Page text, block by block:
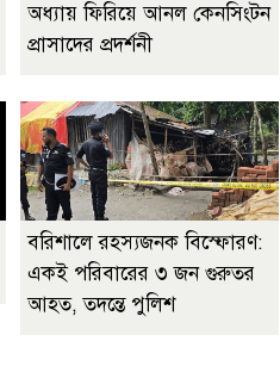
অধ্যায় ফিরিয়ে আনল কেনসিংটন
প্রাসাদের প্রদর্শনী
বরিশালে রহস্যজনক বিস্ফোরণ:
একই পরিবারের ৩ জন গুরুতর
আহত, তদন্তে পুলিশ